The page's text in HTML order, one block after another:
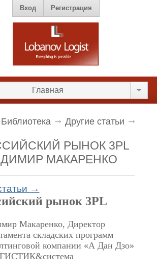
Вход Регистрация
Главная
Библиотека Другие статьи
РЫНОК 3PL
МАКАРЕНКО
→
рынок 3PL
Макаренко, Директор
складских программ
компании «А Дан Дзо»